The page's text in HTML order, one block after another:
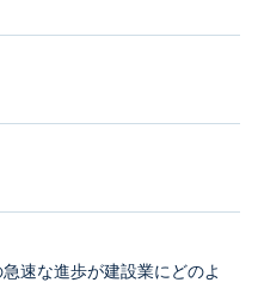
速な進歩が建設業にどのよ